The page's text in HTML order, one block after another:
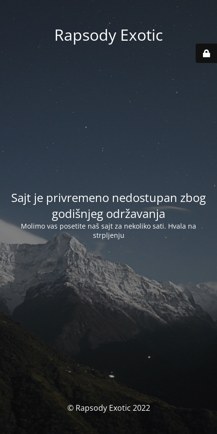
Rapsody Exotic
Sajt je privremeno nedostupan zbog
godišnjeg održavanja
Molimo vas posetite naš sajt za nekoliko sati. Hvala na
strpljenju
© Rapsody Exotic 2022